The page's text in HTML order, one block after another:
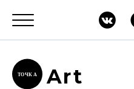
ТОЧК А Art